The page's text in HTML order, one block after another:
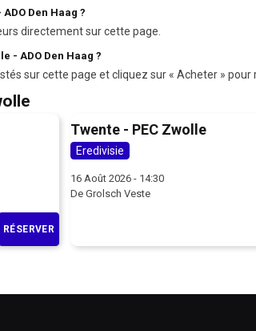
Den Haag ?
directement sur cette page.
- ADO Den Haag ?
sur cette page et cliquez sur « Acheter » pour
RÉSERVER
Twente - PEC Zwolle
Eredivisie
16 Août 2026 - 14:30
De Grolsch Veste